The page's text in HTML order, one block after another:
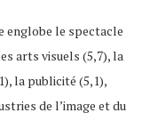
englobe le spectacle
arts visuels (5,7), la
la publicité (5,1),
de l’image et du